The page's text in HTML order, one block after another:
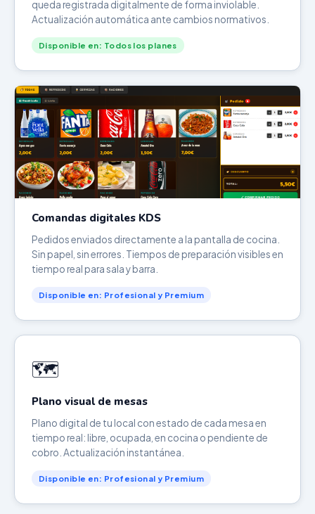
queda registrada digitalmente de forma inviolable.
Actualización automática ante cambios normativos.
Disponible en: Todos los planes
Comandas digitales KDS
Pedidos enviados directamente a la pantalla de cocina.
Sin papel, sin errores. Tiempos de preparación visibles en
tiempo real para sala y barra.
Disponible en: Profesional y Premium
🗺️
Plano visual de mesas
Plano digital de tu local con estado de cada mesa en
tiempo real: libre, ocupada, en cocina o pendiente de
cobro. Actualización instantánea.
Disponible en: Profesional y Premium